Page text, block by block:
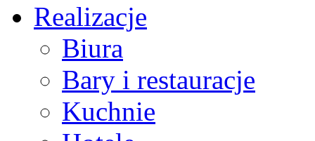
Realizacje
Biura
Bary i restauracje
Kuchnie